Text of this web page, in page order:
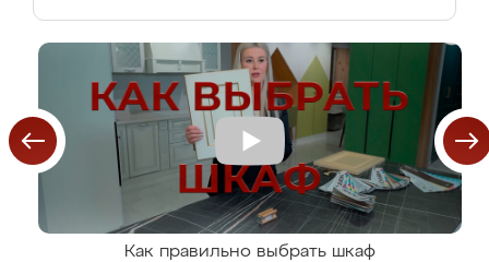
Как правильно выбрать шкаф